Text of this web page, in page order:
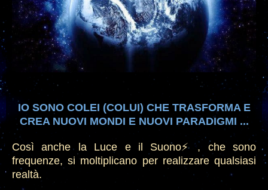
IO SONO COLEI (COLUI) CHE TRASFORMA E
CREA NUOVI MONDI E NUOVI PARADIGMI ...
Così anche la Luce e il Suono⚡️, che sono
frequenze, si moltiplicano per realizzare qualsiasi
realtà.